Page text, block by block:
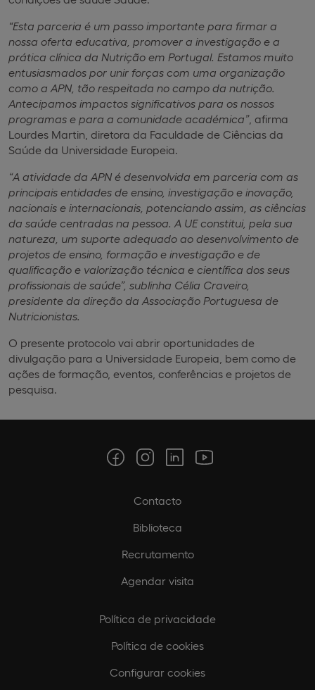
“Esta parceria é um passo importante para firmar a
nossa oferta educativa, promover a investigação e a
prática clínica da Nutrição em Portugal. Estamos muito
entusiasmados por unir forças com uma organização
como a APN, tão respeitada no campo da nutrição.
Antecipamos impactos significativos para os nossos
programas e para a comunidade académica”, afirma
Lourdes Martin, diretora da Faculdade de Ciências da
Saúde da Universidade Europeia.
“A atividade da APN é desenvolvida em parceria com as
principais entidades de ensino, investigação e inovação,
nacionais e internacionais, potenciando assim, as ciências
da saúde centradas na pessoa. A UE constitui, pela sua
natureza, um suporte adequado ao desenvolvimento de
projetos de ensino, formação e investigação e de
qualificação e valorização técnica e científica dos seus
profissionais de saúde”, sublinha Célia Craveiro,
presidente da direção da Associação Portuguesa de
Nutricionistas.
O presente protocolo vai abrir oportunidades de
divulgação para a Universidade Europeia, bem como de
ações de formação, eventos, conferências e projetos de
pesquisa.
Contacto
Biblioteca
Recrutamento
Agendar visita
Política de privacidade
Política de cookies
Configurar cookies